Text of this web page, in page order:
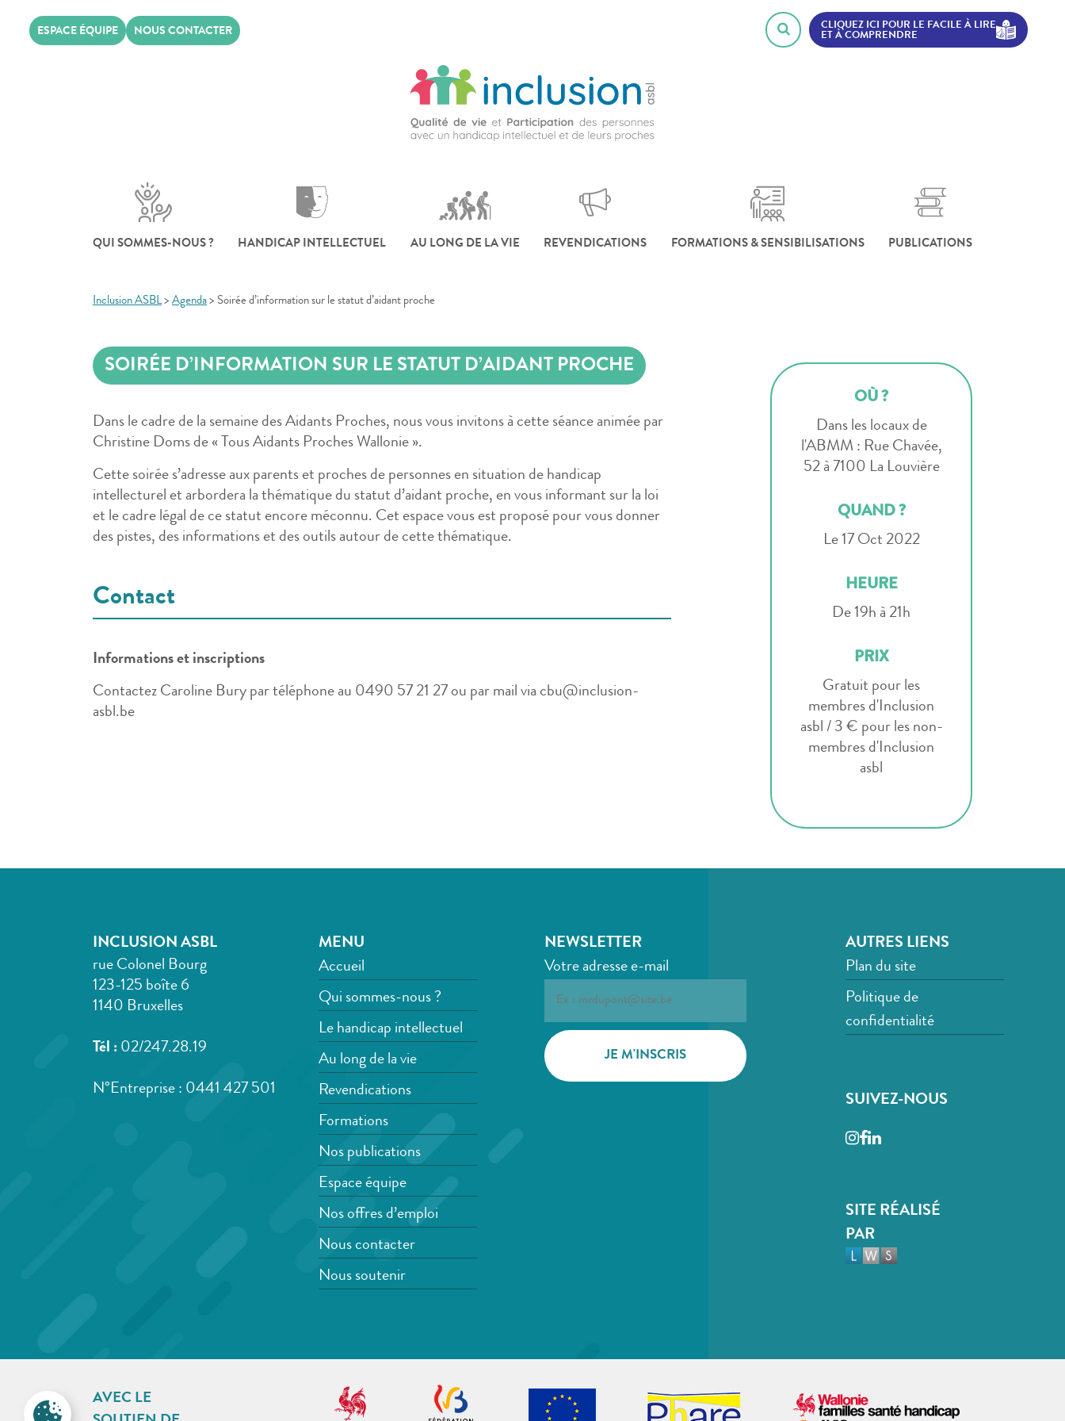
ESPACE ÉQUIPE NOUS CONTACTER
CLIQUEZ ICI POUR LE FACILE À LIRE
ET À COMPRENDRE
QUI SOMMES-NOUS ? HANDICAP INTELLECTUEL AU LONG DE LA VIE REVENDICATIONS FORMATIONS & SENSIBILISATIONS PUBLICATIONS
Inclusion ASBL> Agenda > Soirée d’information sur le statut d’aidant proche
SOIRÉE D’INFORMATION SUR LE STATUT D’AIDANT PROCHE
Dans le cadre de la semaine des Aidants Proches, nous vous invitons à cette séance animée par
Christine Doms de « Tous Aidants Proches Wallonie ».
Cette soirée s’adresse aux parents et proches de personnes en situation de handicap
intellecturel et arbordera la thématique du statut d’aidant proche, en vous informant sur la loi
et le cadre légal de ce statut encore méconnu. Cet espace vous est proposé pour vous donner
des pistes, des informations et des outils autour de cette thématique.
Contact
Informations et inscriptions
Contactez Caroline Bury par téléphone au 0490 57 21 27 ou par mail via cbu@inclusion-
asbl.be
OÙ ?
Dans les locaux de
l'ABMM : Rue Chavée,
52 à 7100 La Louvière
QUAND ?
Le 17 Oct 2022
HEURE
De 19h à 21h
PRIX
Gratuit pour les
membres d'Inclusion
asbl / 3 € pour les non-
membres d'Inclusion
asbl
INCLUSION ASBL
rue Colonel Bourg
123-125 boîte 6
1140 Bruxelles
Tél : 02/247.28.19
N°Entreprise : 0441 427 501
MENU
Accueil
Qui sommes-nous ?
Le handicap intellectuel
Au long de la vie
Revendications
Formations
Nos publications
Espace équipe
Nos offres d’emploi
Nous contacter
Nous soutenir
NEWSLETTER
Votre adresse e-mail
AUTRES LIENS
Plan du site
Politique de
confidentialité
SUIVEZ-NOUS
Instagram
Facebook
LinkedIn
SITE RÉALISÉ
PAR
AVEC LE